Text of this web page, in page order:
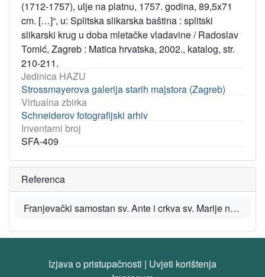
(1712-1757), ulje na platnu, 1757. godina, 89,5x71
cm. […]“, u: Splitska slikarska baština : splitski
slikarski krug u doba mletačke vladavine / Radoslav
Tomić, Zagreb : Matica hrvatska, 2002., katalog, str.
210-211.
Jedinica HAZU
Strossmayerova galerija starih majstora (Zagreb)
Virtualna zbirka
Schneiderov fotografijski arhiv
Inventarni broj
SFA-409
Referenca
Franjevački samostan sv. Ante i crkva sv. Marije na Poljudu, u: Registar kulturnih dobara Republike Hrvatske [Portal], Ministarstvo kulture i medija Republike Hrvatske, 2025.
Izjava o pristupačnosti | Uvjeti korištenja